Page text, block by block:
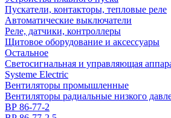
Пускатели, контакторы, тепловые реле
Автоматические выключатели
Реле, датчики, контроллеры
Щитовое оборудование и аксессуары
Остальное
Светосигнальная и управляющая
Systeme Electric
Вентиляторы промышленные
Вентиляторы радиальные низкого
ВР 86-77-2